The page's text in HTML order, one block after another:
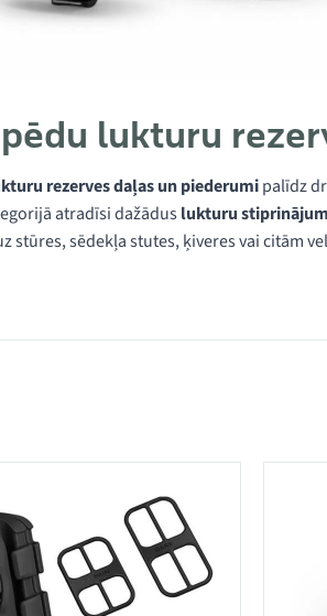
lukturu
rezerves daļas un piederumipalīdz
atradīsi dažāduslukturu
stūres, sēdekļa stutes, ķiveres vai citām
Gaismu rezerves